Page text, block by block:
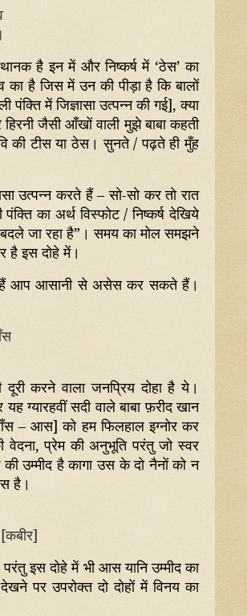
है इन में और निष्कर्ष में ‘ठेस’ का
का है जिस में उन की पीड़ा है कि बालों
पंक्ति में जिज्ञासा उत्पन्न की गई], क्या
जैसी आँखों वाली मुझे बाबा कहती
की टीस या ठेस। सुनते / पढ़ते ही मुँह
उत्पन्न करते हैं – सो-सो कर तो रात
का अर्थ विस्फोट / निष्कर्ष देखिये
जा रहा है”। समय का मोल समझने
है इस दोहे में।
हैं आप आसानी से असेस कर सकते हैं।
करने वाला जनप्रिय दोहा है ये।
ग्यारहवीं सदी वाले बाबा फ़रीद खान
– आस] को हम फिलहाल इग्नोर कर
वेदना, प्रेम की अनुभूति परंतु जो स्वर
उम्मीद है कागा उस के दो नैनों को न
है।
कबीर]
परंतु इस दोहे में भी आस यानि उम्मीद का
पर उपरोक्त दो दोहों में विनय का